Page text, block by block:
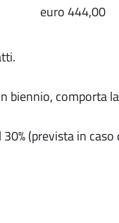
euro 444,00
biennio, comporta
(prevista in